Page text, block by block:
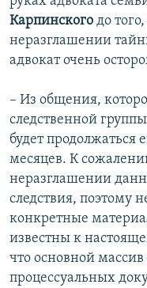
Карпинского до
неразглашении
адвокат очень
– Из общения,
следственной
будет
месяцев. К
неразглашении
следствия, поэтому
конкретные
известны к
что основной массив
процессуальных